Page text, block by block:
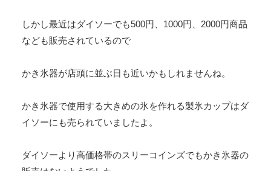
しかし最近はダイソーでも500円、1000円、2000円商品
なども販売されているので
かき氷器が店頭に並ぶ日も近いかもしれませんね。
かき氷器で使用する大きめの氷を作れる製氷カップはダ
イソーにも売られていましたよ。
ダイソーより高価格帯のスリーコインズでもかき氷器の